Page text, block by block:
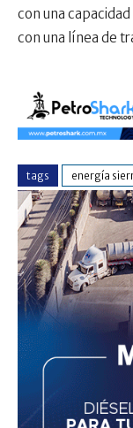
con una
con una línea de
tags energía